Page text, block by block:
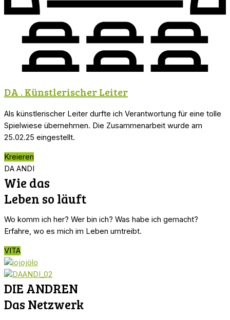
DA .Künstlerischer Leiter
Als künstlerischer Leiter durfte ich Verantwortung für eine tolle
Spielwiese übernehmen. Die Zusammenarbeit wurde am
25.02.25 eingestellt.
Kreieren
DA ANDI
Wie das
Leben so läuft
Wo komm ich her? Wer bin ich? Was habe ich gemacht?
Erfahre, wo es mich im Leben umtreibt.
VITA
DIE ANDREN
Das Netzwerk